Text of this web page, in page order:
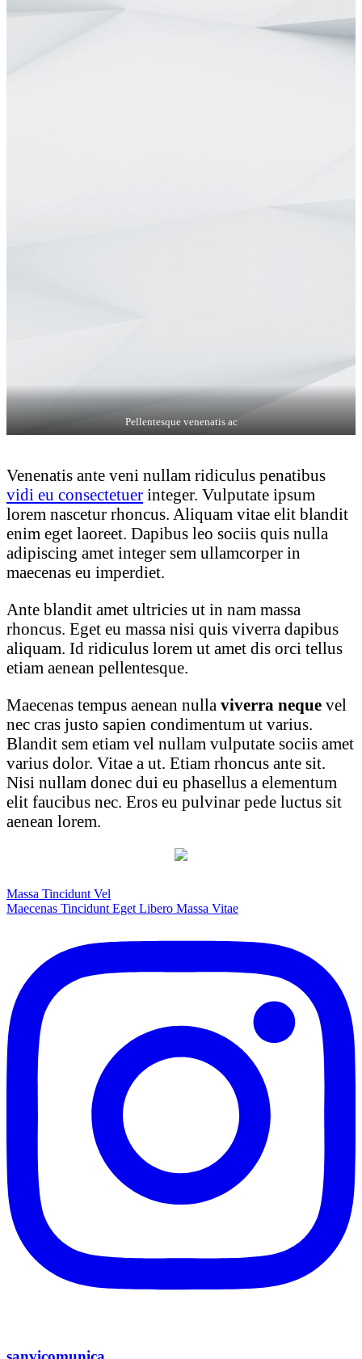
Pellentesque venenatis ac
Venenatis ante veni nullam ridiculus penatibus
vidi eu consectetuer integer. Vulputate ipsum
lorem nascetur rhoncus. Aliquam vitae elit blandit
enim eget laoreet. Dapibus leo sociis quis nulla
adipiscing amet integer sem ullamcorper in
maecenas eu imperdiet.
Ante blandit amet ultricies ut in nam massa
rhoncus. Eget eu massa nisi quis viverra dapibus
aliquam. Id ridiculus lorem ut amet dis orci tellus
etiam aenean pellentesque.
Maecenas tempus aenean nulla viverra neque vel
nec cras justo sapien condimentum ut varius.
Blandit sem etiam vel nullam vulputate sociis amet
varius dolor. Vitae a ut. Etiam rhoncus ante sit.
Nisi nullam donec dui eu phasellus a elementum
elit faucibus nec. Eros eu pulvinar pede luctus sit
aenean lorem.
Navegación
de
Massa Tincidunt Vel
Maecenas Tincidunt Eget Libero Massa Vitae